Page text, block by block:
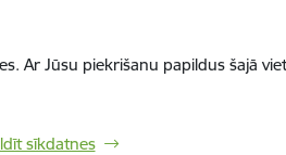
Ar Jūsu piekrišanu papildus šajā
sīkdatnes